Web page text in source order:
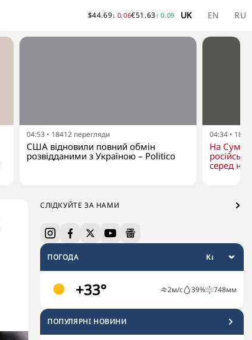
$44.69↓ 0.06€51.63↑ 0.09 UK EN RU
04:53 • 18412 перегляди
США відновили повний обмін
розвідданими з Україною – Politico
04:34 •
На
серед
СЛІДКУЙТЕ ЗА НАМИ
ПОГОДА
+33° 2м/с 39% 748мм
ПОПУЛЯРНI НОВИНИ